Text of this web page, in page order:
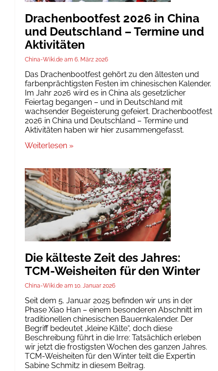
Drachenbootfest 2026 in China
und Deutschland – Termine und
Aktivitäten
China-Wiki.de 6. März 2026
Das Drachenbootfest gehört zu den ältesten und
farbenprächtigsten Festen im chinesischen Kalender.
Im Jahr 2026 wird es in China als gesetzlicher
Feiertag begangen – und in Deutschland mit
wachsender Begeisterung gefeiert. Drachenbootfest
2026 in China und Deutschland – Termine und
Aktivitäten haben wir hier zusammengefasst.
Weiterlesen »
Die kälteste Zeit des Jahres:
TCM-Weisheiten für den Winter
China-Wiki.de 10. Januar 2026
Seit dem 5. Januar 2025 befinden wir uns in der
Phase Xiao Han – einem besonderen Abschnitt im
traditionellen chinesischen Bauernkalender. Der
Begriff bedeutet „kleine Kälte“, doch diese
Beschreibung führt in die Irre: Tatsächlich erleben
wir jetzt die frostigsten Wochen des ganzen Jahres.
TCM-Weisheiten für den Winter teilt die Expertin
Sabine Schmitz in diesem Beitrag.